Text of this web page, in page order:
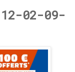
12-02-09-